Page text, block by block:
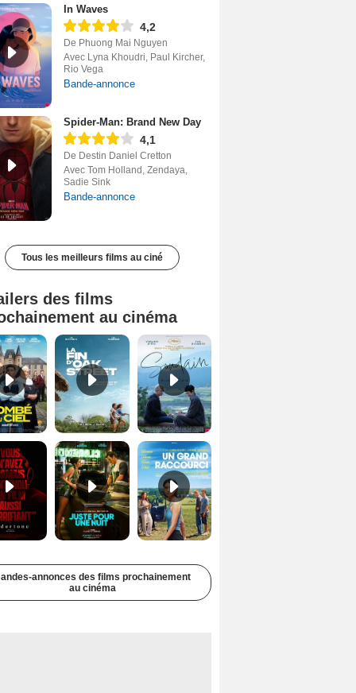
In Waves
4,2
De Phuong Mai Nguyen
Avec Lyna Khoudri, Paul Kircher,
Rio Vega
Bande-annonce
Spider-Man: Brand New Day
4,1
De Destin Daniel Cretton
Avec Tom Holland, Zendaya,
Sadie Sink
Bande-annonce
Tous les meilleurs films au ciné
des films
au cinéma
Tombé du ciel Bande-annonce VF La fin d’Oak Street Bande-annonce VO STFR
Undertone Bande-annonce VO STFR Juste pour une nuit Bande-annonce VO STFR Un grand raccourci Bande-annonce VF
annonces des films prochainement
au cinéma